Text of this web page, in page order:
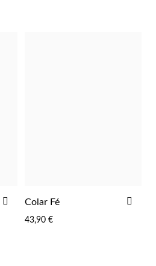
ADICIONAR
FAVORITOS
Colar Fé
43,90 €